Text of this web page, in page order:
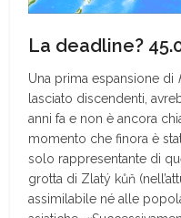
La deadline?
Una prima espansione di
lasciato discendenti,
anni fa e non è ancora
momento che finora è
solo rappresentante di
grotta di Zlatý kůň
assimilabile né alle